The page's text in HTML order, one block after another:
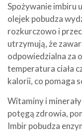
Spożywanie imbiru
olejek pobudza
rozkurczowo i
utrzymują, że
odpowiedzialna za
temperatura ciała
kalorii, co pomaga
Witaminy i
potęgą zdrowia,
Imbir pobudza